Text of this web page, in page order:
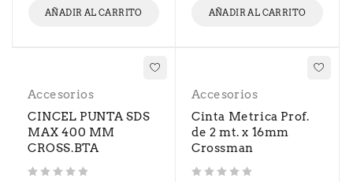
AÑADIR AL CARRITO AÑADIR AL CARRITO
Accesorios
CINCEL PUNTA SDS
MAX 400 MM
CROSS.BTA
Accesorios
Cinta Metrica Prof.
de 2 mt. x 16mm
Crossman